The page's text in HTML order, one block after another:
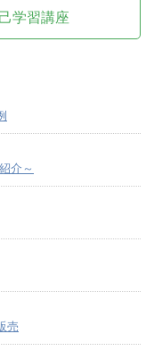
学習講座
介～
売